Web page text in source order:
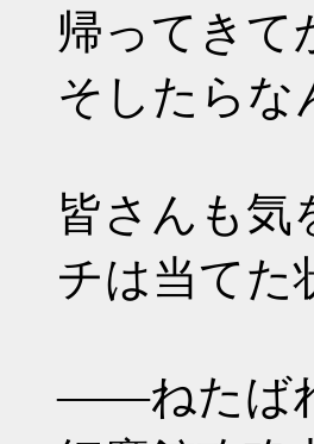
帰ってきて
そしたらな
皆さんも気
チは当てた
――ねた